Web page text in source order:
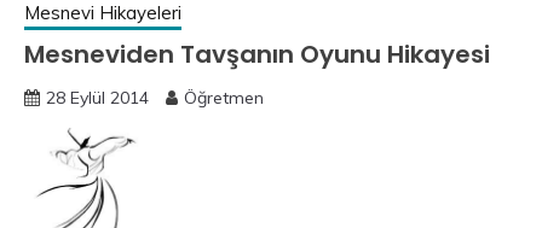
Mesnevi Hikayeleri
Mesneviden Tavşanın Oyunu Hikayesi
28 Eylül 2014 Öğretmen